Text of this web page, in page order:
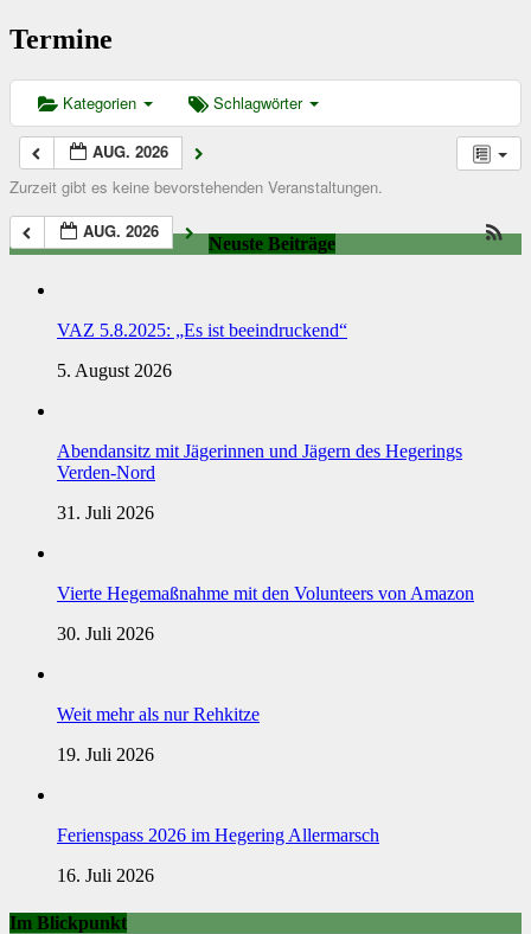
Termine
Kategorien Schlagwörter
AUG. 2026
Zurzeit gibt es keine bevorstehenden Veranstaltungen.
AUG. 2026
Neuste Beiträge
VAZ 5.8.2025: „Es ist beeindruckend“
5. August 2026
Abendansitz mit Jägerinnen und Jägern des Hegerings
Verden-Nord
31. Juli 2026
Vierte Hegemaßnahme mit den Volunteers von Amazon
30. Juli 2026
Weit mehr als nur Rehkitze
19. Juli 2026
Ferienspass 2026 im Hegering Allermarsch
16. Juli 2026
Im Blickpunkt